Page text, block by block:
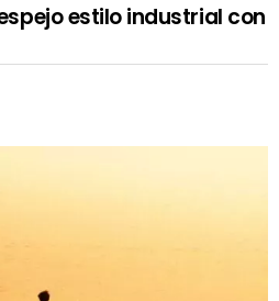
estilo industrial con